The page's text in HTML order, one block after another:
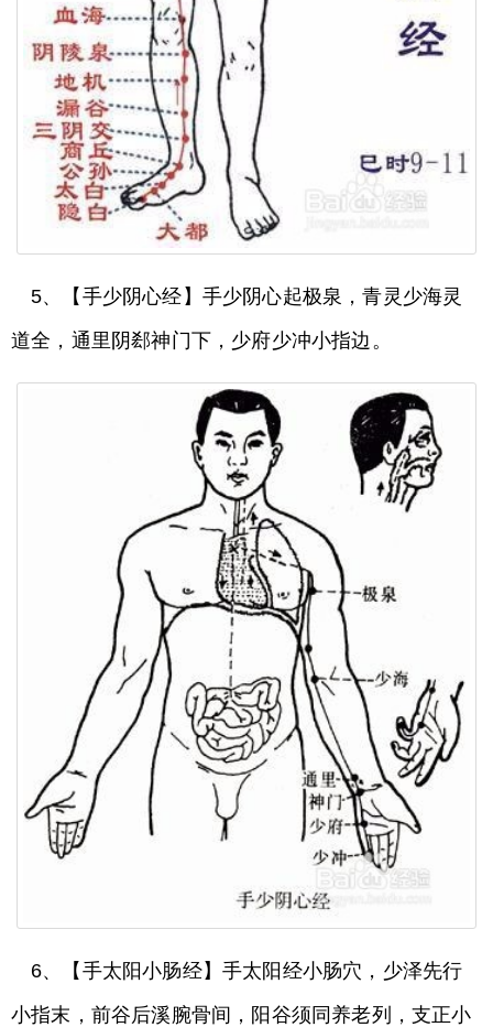
5、【手少阴心经】手少阴心起极泉，青灵少海灵
道全，通里阴郄神门下，少府少冲小指边。
6、【手太阳小肠经】手太阳经小肠穴，少泽先行
小指末，前谷后溪腕骨间，阳谷须同养老列，支正小